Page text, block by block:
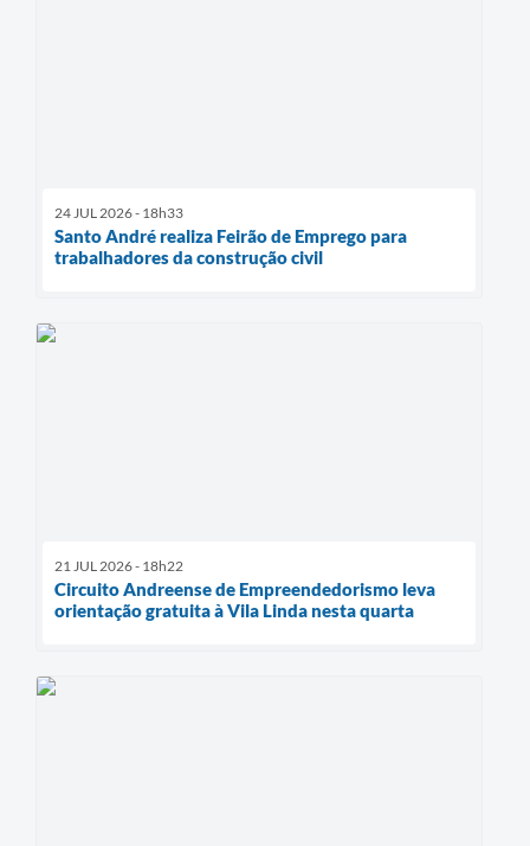
24 JUL 2026 - 18h33
Santo André realiza Feirão de Emprego para
trabalhadores da construção civil
21 JUL 2026 - 18h22
Circuito Andreense de Empreendedorismo leva
orientação gratuita à Vila Linda nesta quarta